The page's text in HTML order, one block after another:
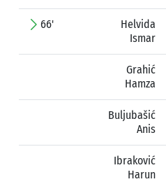
66'
Helvida
Ismar
Grahić
Hamza
Buljubašić
Anis
Ibraković
Harun